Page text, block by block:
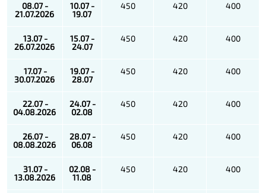
08.07 -
21.07.2026
10.07 -
19.07
450 420 400
13.07 -
26.07.2026
15.07 -
24.07
450 420 400
17.07 -
30.07.2026
19.07 -
28.07
450 420 400
22.07 -
04.08.2026
24.07 -
02.08
450 420 400
26.07 -
08.08.2026
28.07 -
06.08
450 420 400
31.07 -
13.08.2026
02.08 -
11.08
450 420 400